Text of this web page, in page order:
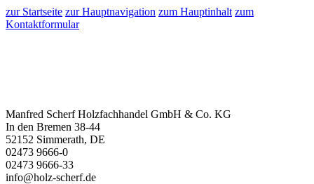
zur Startseite zur Hauptnavigation zum Hauptinhalt zum
Kontaktformular
Manfred Scherf Holzfachhandel GmbH & Co. KG
In den Bremen 38-44
52152 Simmerath, DE
02473 9666-0
02473 9666-33
info@holz-scherf.de